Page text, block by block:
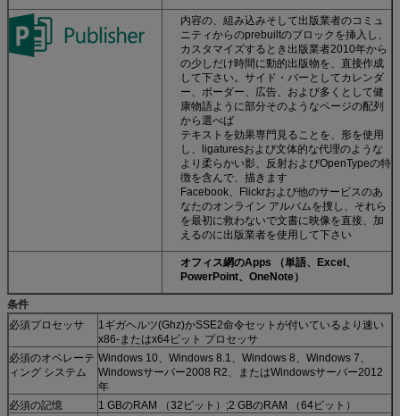
内容の、組み込みそして出版業者のコミュ
ニティからのprebuiltのブロックを挿入し、
カスタマイズするとき出版業者2010年から
の少しだけ時間に動的出版物を、直接作成
して下さい。サイド・バーとしてカレンダ
ー、ボーダー、広告、および多くとして健
康物語ように部分そのようなページの配列
から選べば
テキストを効果専門見ることを、形を使用
し、ligaturesおよび文体的な代理のような
より柔らかい影、反射およびOpenTypeの特
徴を含んで、描きます
Facebook、Flickrおよび他のサービスのあ
なたのオンライン アルバムを捜し、それら
を最初に救わないで文書に映像を直接、加
えるのに出版業者を使用して下さい
オフィス網のApps （単語、Excel、
PowerPoint、OneNote）
条件
必須プロセッサ
1ギガヘルツ(Ghz)かSSE2命令セットが付いているより速い
x86-またはx64ビット プロセッサ
必須のオペレーテ
ィング システム
Windows 10、Windows 8.1、Windows 8、Windows 7、
Windowsサーバー2008 R2、またはWindowsサーバー2012
年
必須の記憶
1 GBのRAM （32ビット）;2 GBのRAM （64ビット）